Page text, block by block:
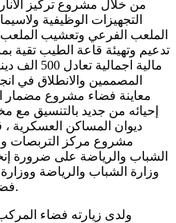
التجهيزات الوظيفية
الملعب الفرعي وتعشيب الملعب
تدعيم وتهيئة قاعة الطيب تقية
مالية
المصممين والانطلاق في
معاينة فضاء مشروع مضمار
إحيائه من جديد بالتنسيق مع
ديوان المساكن العسكرية ،
مشروع مركز التربصات و
الشباب والرياضة على ضرورة
وزارة الشباب والرياضة
فضاء ثقافي ورياضي متكامل بالمكان.
ولدى زيارته فضاء